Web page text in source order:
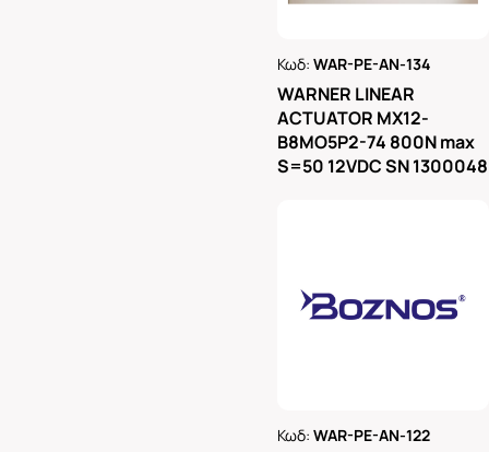
Κωδ:WAR-PE-AN-134
WARNER LINEAR
ACTUATOR MX12-
B8MO5P2-74 800N max
S=50 12VDC SN 1300048
Κωδ:WAR-PE-AN-122